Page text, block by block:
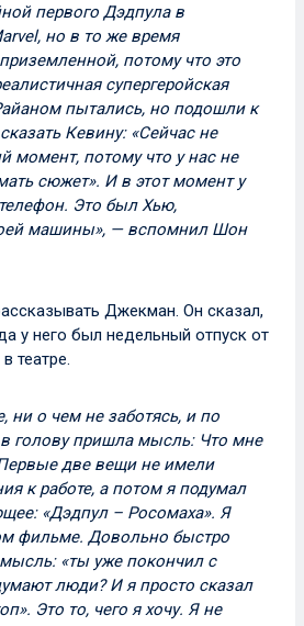
первого Дэдпула в
но в то же время
потому что это
супергеройская
пытались, но подошли к
Кевину: «Сейчас не
момент, потому что у нас не
сюжет». И в этот момент у
Это был Хью,
машины», — вспомнил Шон
Джекман. Он сказал,
у него был недельный отпуск от
театре.
ни о чем не заботясь, и по
голову пришла мысль: Что мне
Первые две вещи не имели
к работе, а потом я подумал
«Дэдпул – Росомаха». Я
фильме. Довольно быстро
«ты уже покончил с
люди? И я просто сказал
Это то, чего я хочу. Я не